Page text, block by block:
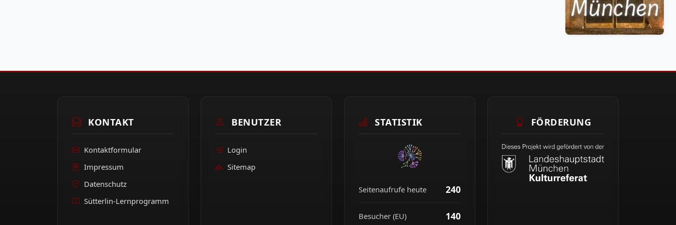
KONTAKT
Kontaktformular
Impressum
Datenschutz
Sütterlin-Lernprogramm
BENUTZER
Login
Sitemap
STATISTIK
Seitenaufrufe heute 240
Besucher (EU) 140
FÖRDERUNG